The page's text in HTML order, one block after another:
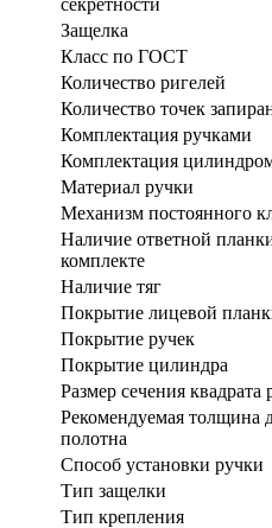
секретности
Защелка
Класс по ГОСТ
Количество ригелей
Количество точек
Комплектация ручками
Комплектация
Материал ручки
Механизм постоянного
Наличие ответной
комплекте
Наличие тяг
Покрытие лицевой
Покрытие ручек
Покрытие цилиндра
Размер сечения квадрата
Рекомендуемая толщина
полотна
Способ установки ручки
Тип защелки
Тип крепления